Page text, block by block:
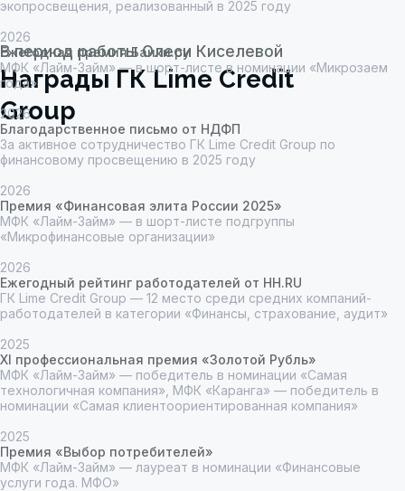
экопросвещения, реализованный в 2025 году
2026
Ежегодная премия Банки.ру
МФК «Лайм-Займ» — в шорт-листе в номинации «Микрозаем
года»
2026
Благодарственное письмо от НДФП
За активное сотрудничество ГК Lime Credit Group по
финансовому просвещению в 2025 году
2026
Премия «Финансовая элита России 2025»
МФК «Лайм-Займ» — в шорт-листе подгруппы
«Микрофинансовые организации»
2026
Ежегодный рейтинг работодателей от HH.RU
ГК Lime Credit Group — 12 место среди средних компаний-
работодателей в категории «Финансы, страхование, аудит»
2025
XI профессиональная премия «Золотой Рубль»
МФК «Лайм-Займ» — победитель в номинации «Самая
технологичная компания», МФК «Каранга» — победитель в
номинации «Самая клиентоориентированная компания»
2025
Премия «Выбор потребителей»
МФК «Лайм-Займ» — лауреат в номинации «Финансовые
услуги года. МФО»